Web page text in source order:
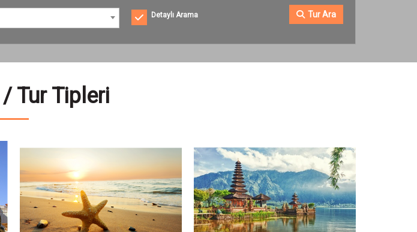
Detaylı Arama Tur Ara
/ Tur Tipleri